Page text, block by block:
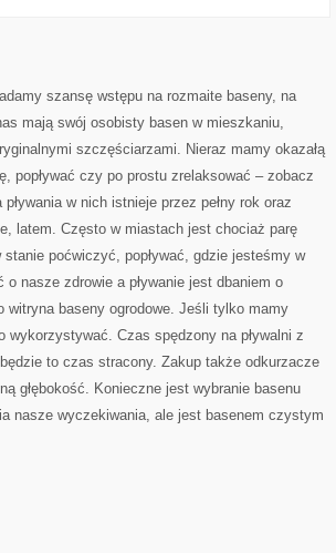
szansę wstępu na rozmaite baseny, na
mają swój osobisty basen w mieszkaniu,
szczęściarzami. Nieraz mamy okazałą
popływać czy po prostu zrelaksować – zobacz
w nich istnieje przez pełny rok oraz
latem. Często w miastach jest chociaż parę
poćwiczyć, popływać, gdzie jesteśmy w
nasze zdrowie a pływanie jest dbaniem o
witryna baseny ogrodowe. Jeśli tylko mamy
Czas spędzony na pływalni z
to czas stracony. Zakup także odkurzacze
głębokość. Konieczne jest wybranie basenu
nasze wyczekiwania, ale jest basenem czystym